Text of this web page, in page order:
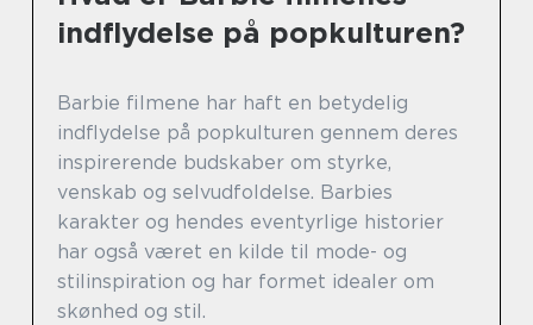
indflydelse på popkulturen?
Barbie filmene har haft en betydelig
indflydelse på popkulturen gennem deres
inspirerende budskaber om styrke,
venskab og selvudfoldelse. Barbies
karakter og hendes eventyrlige historier
har også været en kilde til mode- og
stilinspiration og har formet idealer om
skønhed og stil.